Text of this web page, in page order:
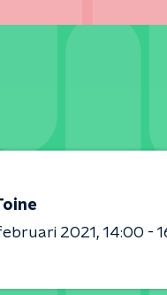
2021
14:00 -